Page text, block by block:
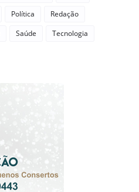
Política
Redação
Saúde Tecnologia